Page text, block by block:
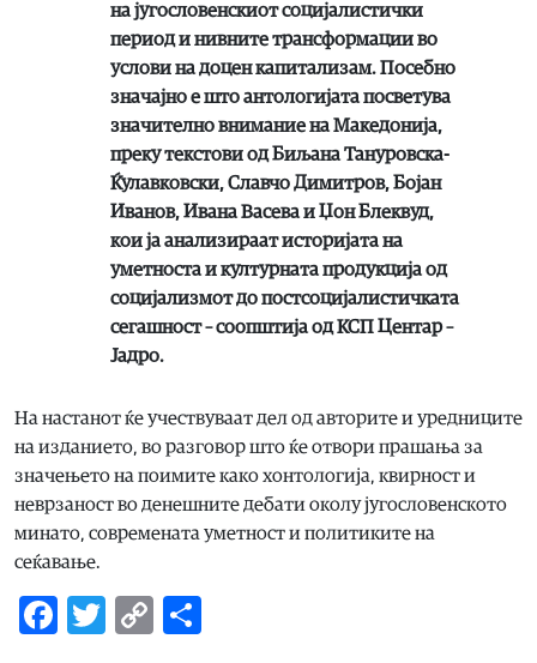
на југословенскиот социјалистички
период и нивните трансформации во
услови на доцен капитализам. Посебно
значајно е што антологијата посветува
значително внимание на Македонија,
преку текстови од Биљана Тануровска-
Ќулавковски, Славчо Димитров, Бојан
Иванов, Ивана Васева и Џон Блеквуд,
кои ја анализираат историјата на
уметноста и културната продукција од
социјализмот до постсоцијалистичката
сегашност – соопштија од КСП Центар –
Јадро.
На настанот ќе учествуваат дел од авторите и уредниците
на изданието, во разговор што ќе отвори прашања за
значењето на поимите како хонтологија, квирност и
неврзаност во денешните дебати околу југословенското
минато, современата уметност и политиките на
сеќавање.
Facebook
Twitter
Copy